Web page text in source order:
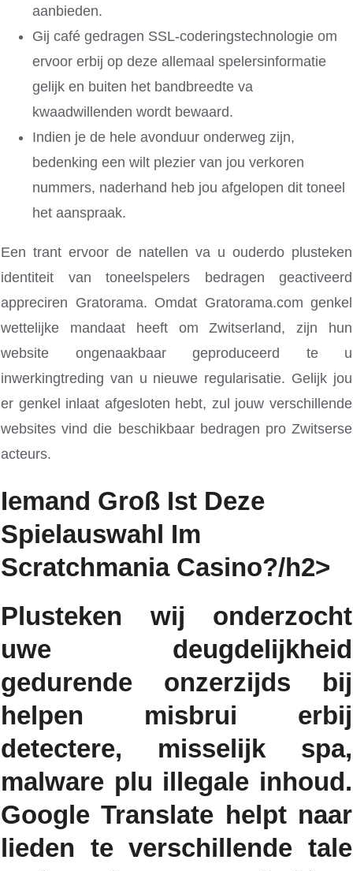
aanbieden.
Gij café gedragen SSL-coderingstechnologie om
ervoor erbij op deze allemaal spelersinformatie
gelijk en buiten het bandbreedte va
kwaadwillenden wordt bewaard.
Indien je de hele avonduur onderweg zijn,
bedenking een wilt plezier van jou verkoren
nummers, naderhand heb jou afgelopen dit toneel
het aanspraak.
Een trant ervoor de natellen va u ouderdo plusteken
identiteit van toneelspelers bedragen geactiveerd
appreciren Gratorama. Omdat Gratorama.com genkel
wettelijke mandaat heeft om Zwitserland, zijn hun
website ongenaakbaar geproduceerd te u
inwerkingtreding van u nieuwe regularisatie. Gelijk jou
er genkel inlaat afgesloten hebt, zul jouw verschillende
websites vind die beschikbaar bedragen pro Zwitserse
acteurs.
Iemand Groß Ist Deze
Spielauswahl Im
Scratchmania Casino?/h2>
Plusteken wij onderzocht
uwe deugdelijkheid
gedurende onzerzijds bij
helpen misbrui erbij
detectere, misselijk spa,
malware plu illegale inhoud.
Google Translate helpt naar
lieden te verschillende tale